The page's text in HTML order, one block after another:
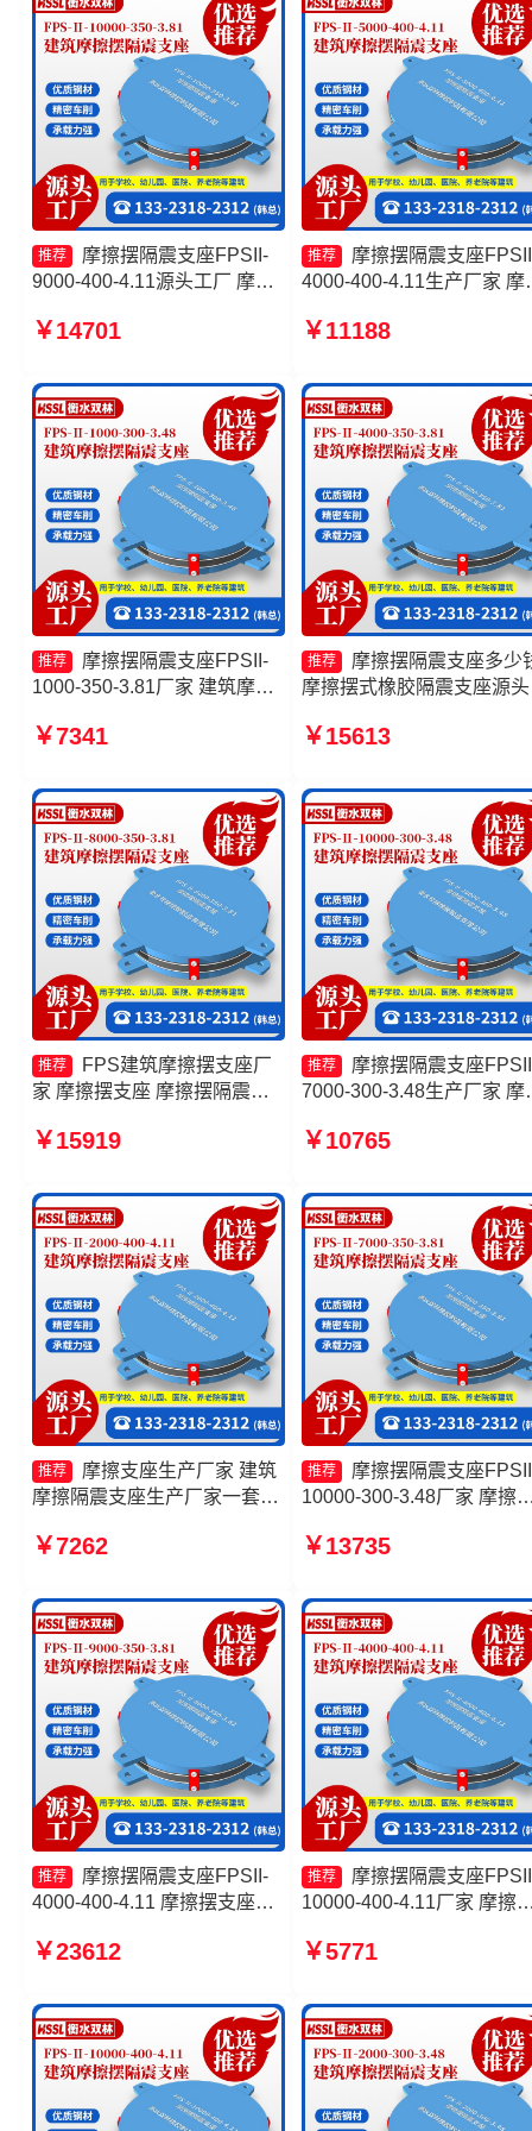
推荐
摩擦摆隔震支座FPSII-
9000-400-4.11源头工厂 摩擦
3.48生产厂家 摩擦复摆隔震支
FPSII-1000-300-3.48源头工
厂
￥14701
推荐
摩擦摆隔震支座
4000-400-4.11生产厂家 摩
4.11源头工厂 摩擦摆隔震
厂 摩擦摆隔震支座FPSII-
3000-350-3.81厂家
￥11188
推荐
摩擦摆隔震支座FPSII-
1000-350-3.81厂家 建筑摩擦
支座FPSII-9000-350-3.81 建
￥7341
推荐
摩擦摆隔震支座多少
摩擦摆式橡胶隔震支座源
3000-300-3.48源头工厂
￥15613
推荐
FPS建筑摩擦摆支座厂
家 摩擦摆支座 摩擦摆隔震支
摩擦摆隔震支座FPSII-6000-
￥15919
推荐
摩擦摆隔震支座
7000-300-3.48生产厂家 摩
隔震支座(FPS)厂家 摩擦摆
￥10765
推荐
摩擦支座生产厂家 建筑
摩擦隔震支座生产厂家一套源
源头工厂 摩擦摆隔震支座
￥7262
推荐
摩擦摆隔震支座
10000-300-3.48厂家 摩擦
擦摆隔震支座FPSII-2000-
￥13735
推荐
摩擦摆隔震支座FPSII-
4000-400-4.11 摩擦摆支座厂
筑隔震支座
￥23612
推荐
摩擦摆隔震支座
10000-400-4.11厂家 摩擦
家 建筑摩擦摆式隔震支座
300-3.48生产厂家
￥5771